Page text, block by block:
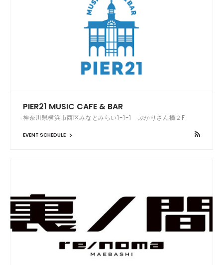
PIER21 MUSIC CAFE & BAR
神奈川県横浜市西区みなとみらい1-1-1 ぷかりさん橋２F
EVENT SCHEDULE